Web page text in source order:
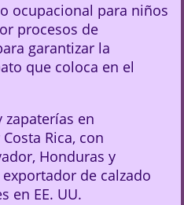
ocupacional para niños
procesos de
garantizar la
que coloca en el
zapaterías en
Rica, con
Honduras y
de calzado
en EE. UU.